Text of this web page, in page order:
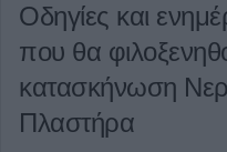
Οδηγίες και
που θα
κατασκήνωση
Πλαστήρα